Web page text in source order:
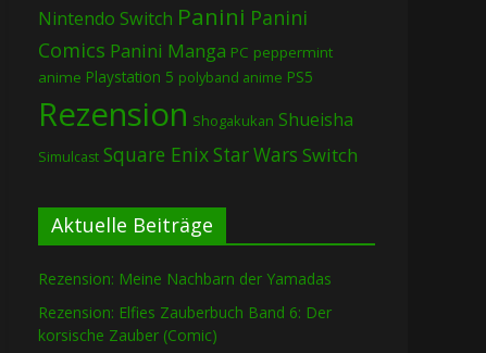
Nintendo Switch Panini Panini
Comics Panini Manga PC peppermint
anime Playstation 5 polyband anime PS5
Rezension Shogakukan Shueisha
Simulcast Square EnixStar Wars Switch
Aktuelle Beiträge
Rezension: Meine Nachbarn der Yamadas
Rezension: Elfies Zauberbuch Band 6: Der
korsische Zauber (Comic)